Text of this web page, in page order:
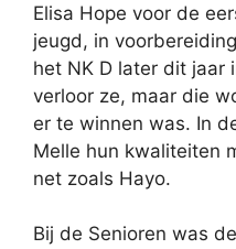
Elisa Hope voor de
jeugd, in
het NK D later dit jaar
verloor ze, maar die
er te winnen was. In
Melle hun kwaliteiten
net zoals Hayo.
Bij de Senioren was